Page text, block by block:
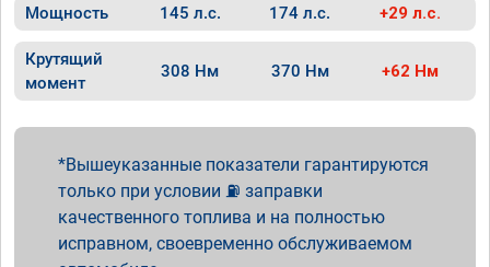
Мощность 145 л.с. 174 л.с. +29 л.с.
Крутящий
момент
308 Нм 370 Нм +62 Нм
Вышеуказанные показатели гарантируются
только при условии ⛽ заправки
качественного топлива и на полностью
исправном, своевременно обслуживаемом